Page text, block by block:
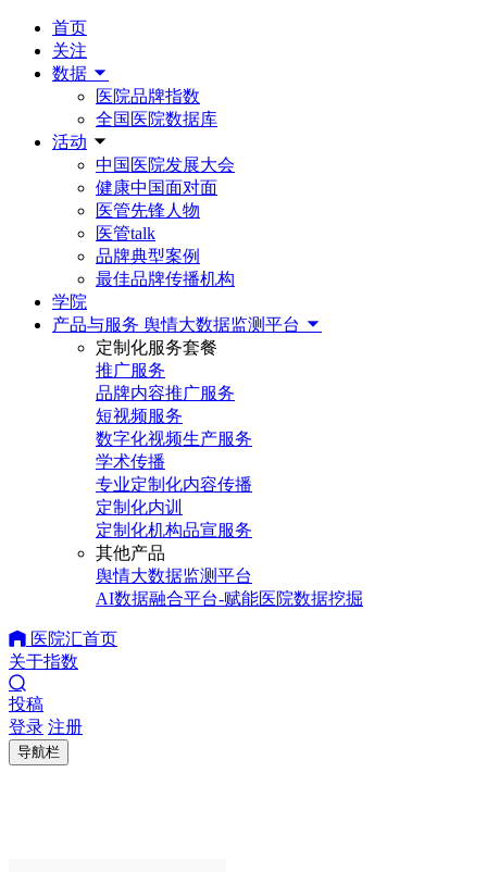
首页
关注
数据
医院品牌指数
全国医院数据库
活动
中国医院发展大会
健康中国面对面
医管先锋人物
医管talk
品牌典型案例
最佳品牌传播机构
学院
产品与服务 舆情大数据监测平台
定制化服务套餐
推广服务
品牌内容推广服务
短视频服务
数字化视频生产服务
学术传播
专业定制化内容传播
定制化内训
定制化机构品宣服务
其他产品
舆情大数据监测平台
AI数据融合平台-赋能医院数据挖掘
医院汇首页
关于指数
投稿
登录 注册
导航栏